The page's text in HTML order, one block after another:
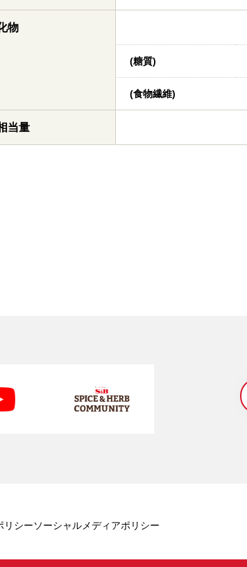
物
(糖質)
(食物繊維)
当量
リシーソーシャルメディアポリシー